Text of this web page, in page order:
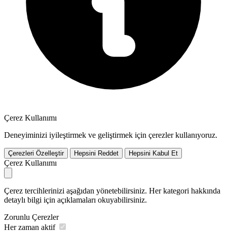
Çerez Kullanımı
Deneyiminizi iyileştirmek ve geliştirmek için çerezler kullanıyoruz.
Çerezleri Özelleştir Hepsini Reddet Hepsini Kabul Et
Çerez Kullanımı
Çerez tercihlerinizi aşağıdan yönetebilirsiniz. Her kategori hakkında
detaylı bilgi için açıklamaları okuyabilirsiniz.
Zorunlu Çerezler
Her zaman aktif